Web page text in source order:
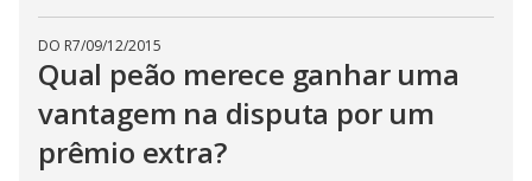
DO R7/09/12/2015
Qual peão merece ganhar uma
vantagem na disputa por um
prêmio extra?